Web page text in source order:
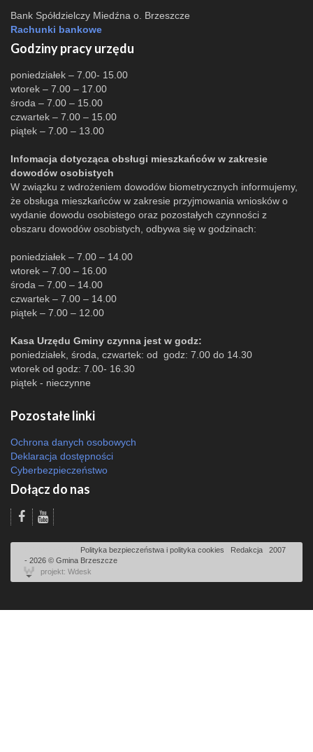
Bank Spółdzielczy Miedźna o. Brzeszcze
Rachunki bankowe
Godziny pracy urzędu
poniedziałek – 7.00- 15.00
wtorek – 7.00 – 17.00
środa – 7.00 – 15.00
czwartek – 7.00 – 15.00
piątek – 7.00 – 13.00
Infomacja dotycząca obsługi mieszkańców w zakresie
dowodów osobistych
W związku z wdrożeniem dowodów biometrycznych informujemy,
że obsługa mieszkańców w zakresie przyjmowania wniosków o
wydanie dowodu osobistego oraz pozostałych czynności z
obszaru dowodów osobistych, odbywa się w godzinach:
poniedziałek – 7.00 – 14.00
wtorek – 7.00 – 16.00
środa – 7.00 – 14.00
czwartek – 7.00 – 14.00
piątek – 7.00 – 12.00
Kasa Urzędu Gminy czynna jest w godz:
poniedziałek, środa, czwartek: od godz: 7.00 do 14.30
wtorek od godz: 7.00- 16.30
piątek - nieczynne
Pozostałe linki
Ochrona danych osobowych
Deklaracja dostępności
Cyberbezpieczeństwo
Dołącz do nas
Polityka bezpieczeństwa i polityka cookies Redakcja
2007
- 2026 © Gmina Brzeszcze
projekt: Wdesk